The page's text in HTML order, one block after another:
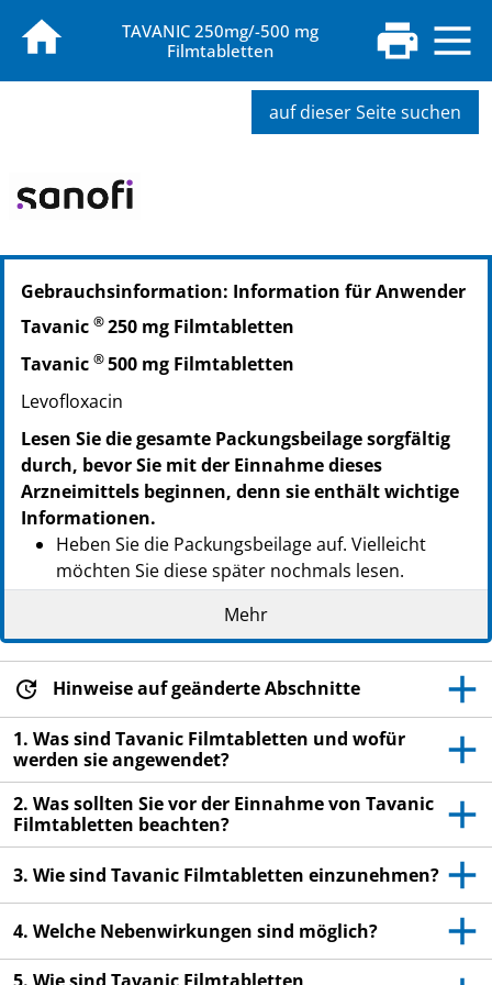
TAVANIC 250mg/-500 mg
Filmtabletten
auf dieser Seite suchen
Gebrauchsinformation: Information für Anwender
Tavanic ®250 mg Filmtabletten
Tavanic ®500 mg Filmtabletten
Levofloxacin
Lesen Sie die gesamte Packungsbeilage sorgfältig
durch, bevor Sie mit der Einnahme dieses
Arzneimittels beginnen, denn sie enthält wichtige
Informationen.
Heben Sie die Packungsbeilage auf. Vielleicht
möchten Sie diese später nochmals lesen.
Wenn Sie weitere Fragen haben, wenden Sie sich
an Ihren Arzt oder Apotheker.
verschrieben. Geben Sie es nicht an Dritte weiter.
Es kann anderen Menschen schaden, auch wenn
diese die gleichen Beschwerden haben wie Sie.
Wenn Sie Nebenwirkungen bemerken, wenden Sie
sich an Ihren Arzt oder Apotheker. Dies gilt auch
für Nebenwirkungen, die nicht in dieser
Packungsbeilage angegeben sind. Siehe Abschnitt
Mehr
Hinweise auf geänderte Abschnitte
1. Was sind Tavanic Filmtabletten und wofür
werden sie angewendet?
2. Was sollten Sie vor der Einnahme von Tavanic
Filmtabletten beachten?
3. Wie sind Tavanic Filmtabletten einzunehmen?
4. Welche Nebenwirkungen sind möglich?